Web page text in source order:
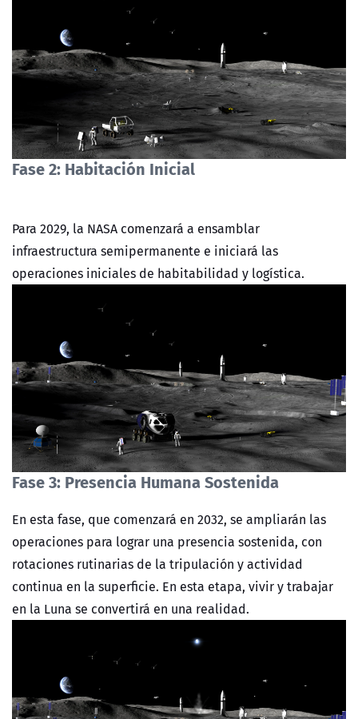
Fase 2: Habitación Inicial
Para 2029, la NASA comenzará a ensamblar
infraestructura semipermanente e iniciará las
operaciones iniciales de habitabilidad y logística.
Fase 3: Presencia Humana Sostenida
En esta fase, que comenzará en 2032, se ampliarán las
operaciones para lograr una presencia sostenida, con
rotaciones rutinarias de la tripulación y actividad
continua en la superficie. En esta etapa, vivir y trabajar
en la Luna se convertirá en una realidad.